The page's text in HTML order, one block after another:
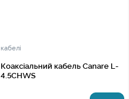
кабелі
Коаксіальний кабель Canare L-
4.5CHWS